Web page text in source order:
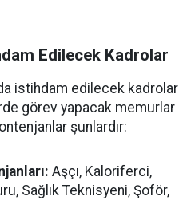
Edilecek Kadrolar
istihdam edilecek kadrolar
görev yapacak memurlar
şunlardır:
Aşçı, Kaloriferci,
Sağlık Teknisyeni, Şoför,